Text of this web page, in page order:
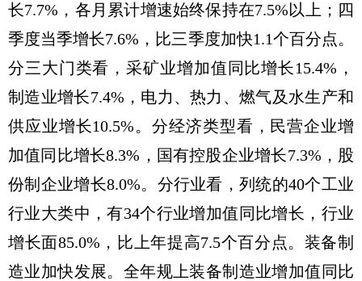
长7.7%，各月累计增速始终保持在7.5%以上；四
季度当季增长7.6%，比三季度加快1.1个百分点。
分三大门类看，采矿业增加值同比增长15.4%，
制造业增长7.4%，电力、热力、燃气及水生产和
供应业增长10.5%。分经济类型看，民营企业增
加值同比增长8.3%，国有控股企业增长7.3%，股
份制企业增长8.0%。分行业看，列统的40个工业
行业大类中，有34个行业增加值同比增长，行业
增长面85.0%，比上年提高7.5个百分点。装备制
造业加快发展。全年规上装备制造业增加值同比